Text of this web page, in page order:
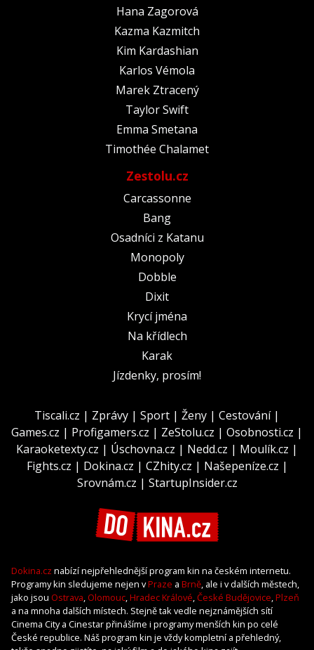
Hana Zagorová
Kazma Kazmitch
Kim Kardashian
Karlos Vémola
Marek Ztracený
Taylor Swift
Emma Smetana
Timothée Chalamet
Zestolu.cz
Carcassonne
Bang
Osadníci z Katanu
Monopoly
Dobble
Dixit
Krycí jména
Na křídlech
Karak
Jízdenky, prosím!
Tiscali.cz | Zprávy | Sport | Ženy | Cestování|
Games.cz | Profigamers.cz | ZeStolu.cz | Osobnosti.cz |
Karaoketexty.cz | Úschovna.cz | Nedd.cz | Moulík.cz |
Fights.cz | Dokina.cz | CZhity.cz | Našepeníze.cz |
Srovnám.cz | StartupInsider.cz
Dokina.cz nabízí nejpřehlednější program kin na českém internetu.
Programy kin sledujeme nejen vPraze a Brně, ale i v dalších městech,
jako jsou Ostrava, Olomouc,Hradec Králové,České Budějovice,Plzeň
a na mnoha dalších místech. Stejně tak vedle nejznámějších sítí
Cinema City a Cinestar přinášíme i programy menších kin po celé
České republice. Náš program kin je vždy kompletní a přehledný,